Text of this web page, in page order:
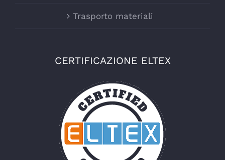
Trasporto materiali
CERTIFICAZIONE ELTEX